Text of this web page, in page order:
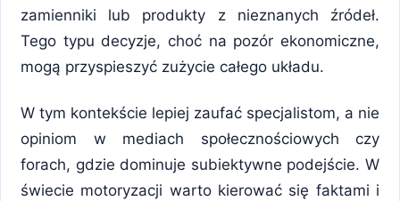
zamienniki lub produkty z nieznanych źródeł.
Tego typu decyzje, choć na pozór ekonomiczne,
mogą przyspieszyć zużycie całego układu.
W tym kontekście lepiej zaufać specjalistom, a nie
opiniom w mediach społecznościowych czy
forach, gdzie dominuje subiektywne podejście. W
świecie motoryzacji warto kierować się faktami i